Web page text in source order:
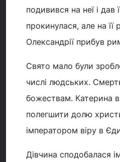
подивився на неї і дав
прокинулася, але на
Олександрії прибув
Свято мало були
числі людських.
божествам. Катерина
полегшити долю
імператором віру в
Дівчина сподобалася